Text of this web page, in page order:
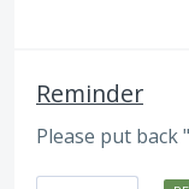
Reminder
Please put